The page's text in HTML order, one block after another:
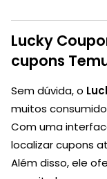
Lucky
cupons
Sem dúvida, o
muitos
Com uma
localizar cupons
Além disso, ele